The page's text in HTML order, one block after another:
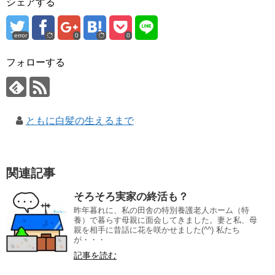
error 0 0
フォローする
ともに白髪の生えるまで
関連記事
そろそろ実家の終活も？
昨年暮れに、私の田舎の特別養護老人ホーム（特
養）で暮らす母親に面会してきました。妻と私、母
親を相手に昔話に花を咲かせました(^^) 私たち
が・・・
記事を読む